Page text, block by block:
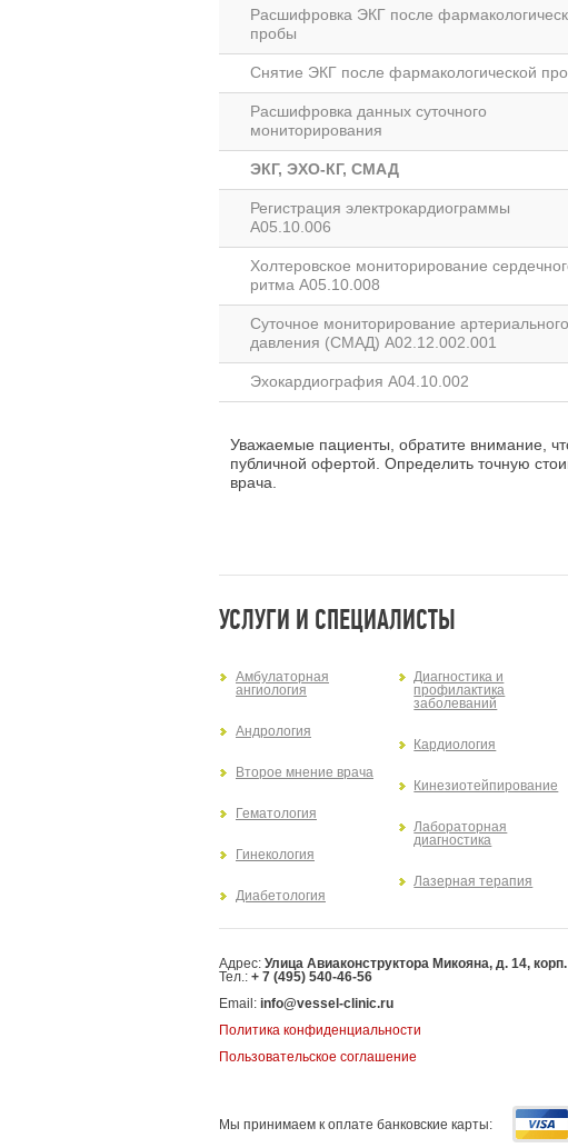
Расшифровка ЭКГ после
пробы
Снятие ЭКГ после фармакологической
Расшифровка данных суточного
мониторирования
ЭКГ, ЭХО-КГ, СМАД
Регистрация электрокардиограммы
A05.10.006
Холтеровское мониторирование
ритма A05.10.008
Суточное мониторирование артериального
давления (СМАД) A02.12.002.001
Эхокардиография A04.10.002
Уважаемые пациенты, обратите внимание,
публичной офертой. Определить точную
врача.
УСЛУГИ И СПЕЦИАЛИСТЫ
Амбулаторная
ангиология
Андрология
Второе мнение врача
Гематология
Гинекология
Диабетология
Диагностика и
профилактика
заболеваний
Кардиология
Кинезиотейпирование
Лабораторная
диагностика
Лазерная терапия
Адрес: Улица Авиаконструктора Микояна, д. 14,
Тел.: + 7 (495) 540-46-56
Email: info@vessel-clinic.ru
Политика конфиденциальности
Пользовательское соглашение
Мы принимаем к оплате банковские карты: